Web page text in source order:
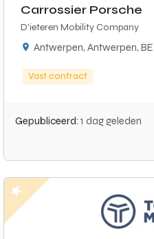
Carrossier Porsche
D'ieteren Mobility Company
Antwerpen, Antwerpen, BE
Vast contract
Gepubliceerd: 1 dag geleden